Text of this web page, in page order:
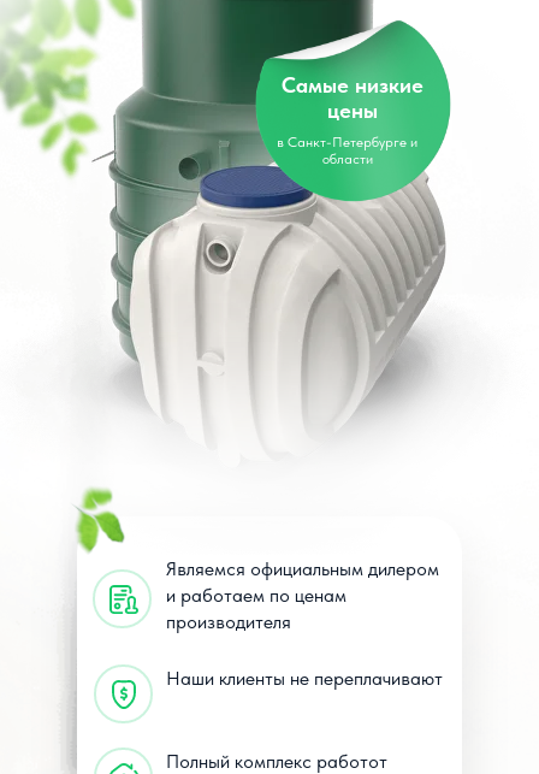
Являемся официальным дилером
и работаем по ценам
производителя
Наши клиенты не переплачивают
Полный комплекс работот
Самые низкие
цены
в Санкт-Петербурге и
области